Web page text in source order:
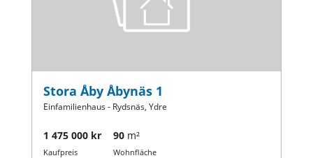
Stora Åby Åbynäs 1
Einfamilienhaus - Rydsnäs, Ydre
1 475 000 kr
Kaufpreis
90 m²
Wohnfläche